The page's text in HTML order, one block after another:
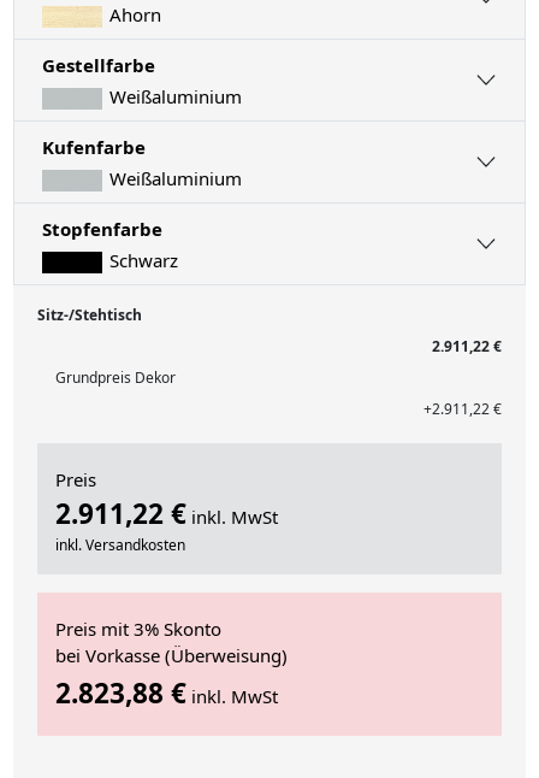
Ahorn
Gestellfarbe
Weißaluminium
Kufenfarbe
Weißaluminium
Stopfenfarbe
Schwarz
Sitz-/Stehtisch
2.911,22 €
Grundpreis Dekor
+2.911,22 €
Preis
2.911,22 € inkl. MwSt
inkl. Versandkosten
Preis mit 3% Skonto
bei Vorkasse (Überweisung)
2.823,88 € inkl. MwSt